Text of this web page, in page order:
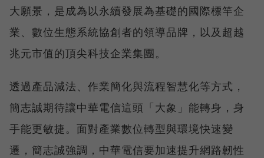
大願景，是成為以永續發展為基礎的國際標竿企
業、數位生態系統協創者的領導品牌，以及超越
兆元市值的頂尖科技企業集團。
透過產品減法、作業簡化與流程智慧化等方式，
簡志誠期待讓中華電信這頭「大象」能轉身，身
手能更敏捷。面對產業數位轉型與環境快速變
遷，簡志誠強調，中華電信要加速提升網路韌性